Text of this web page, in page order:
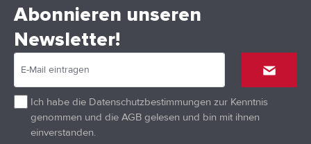
Abonnieren unseren
Newsletter!
Ich habe die Datenschutzbestimmungen zur Kenntnis
genommen und die AGB gelesen und bin mit ihnen
einverstanden.